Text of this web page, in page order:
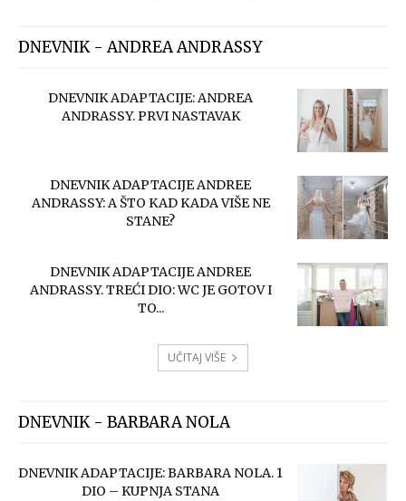
DNEVNIK - ANDREA ANDRASSY
DNEVNIK ADAPTACIJE: ANDREA
ANDRASSY. PRVI NASTAVAK
DNEVNIK ADAPTACIJE ANDREE
ANDRASSY: A ŠTO KAD KADA VIŠE NE
STANE?
DNEVNIK ADAPTACIJE ANDREE
ANDRASSY. TREĆI DIO: WC JE GOTOV I
TO...
UČITAJ VIŠE
DNEVNIK - BARBARA NOLA
DNEVNIK ADAPTACIJE: BARBARA NOLA. 1
DIO – KUPNJA STANA